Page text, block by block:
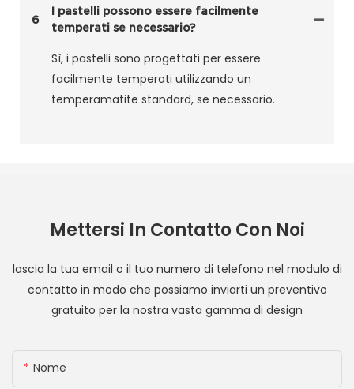
6
I pastelli possono essere facilmente
temperati se necessario?
Sì, i pastelli sono progettati per essere
facilmente temperati utilizzando un
temperamatite standard, se necessario.
Mettersi In Contatto Con Noi
lascia la tua email o il tuo numero di telefono nel modulo di
contatto in modo che possiamo inviarti un preventivo
gratuito per la nostra vasta gamma di design
Nome